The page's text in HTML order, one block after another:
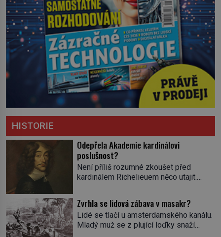
HISTORIE
Odepřela Akademie kardinálovi
poslušnost?
Není příliš rozumné zkoušet před
kardinálem Richelieuem něco utajit.
rázně zatočit. Od roku 1629 se
setkávají v pařížském domě
spisovatele Valentina Conrarta (1603–
Zvrhla se lidová zábava v masakr?
Lidé se tlačí u amsterdamského kanálu.
Mladý muž se z plující loďky snaží